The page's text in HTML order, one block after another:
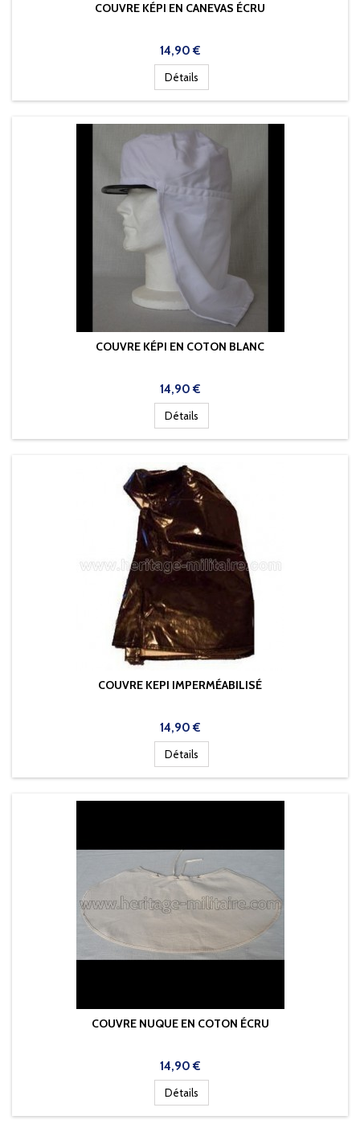
COUVRE KÉPI EN CANEVAS ÉCRU
Prix
14,90 €
Détails
COUVRE KÉPI EN COTON BLANC
Prix
14,90 €
Détails
COUVRE KEPI IMPERMÉABILISÉ
Prix
14,90 €
Détails
COUVRE NUQUE EN COTON ÉCRU
Prix
14,90 €
Détails